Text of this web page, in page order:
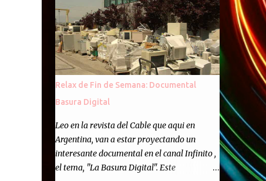
contacto con ustedes y contarles las noticias
de tecnología más importantes, desde
nuestra propia óptica: un punto de vista
independiente e informal.Para festejarlo, se
nos ocurrió que estemos todos juntos; y
cuando digo "todos" me refiero a toda la
semanario como panelista, y a ustedes. Por
eso se nos ocurrió la idea de emitir video en
vivo. La tarea no fué facil, hubo que
coordinar horarios, preparar el estudio,
configurar muchos programejos y hacer
Relax de Fin de Semana: Documental
Basura Digital
Leo en la revista del Cable que aqui en
Argentina, van a estar proyectando un
interesante documental en el canal Infinito ,
el tema, "La Basura Digital". Este